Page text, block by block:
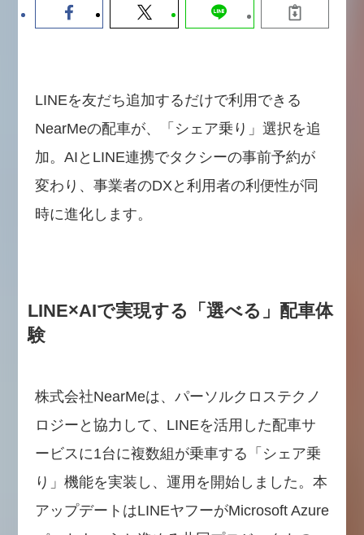
LINEを友だち追加するだけで利用できる
NearMeの配車が、「シェア乗り」選択を追
加。AIとLINE連携でタクシーの事前予約が
変わり、事業者のDXと利用者の利便性が同
時に進化します。
LINE×AIで実現する「選べる」配車体
験
株式会社NearMeは、パーソルクロステクノ
ロジーと協力して、LINEを活用した配車サ
ービスに1台に複数組が乗車する「シェア乗
り」機能を実装し、運用を開始しました。本
アップデートはLINEヤフーがMicrosoft Azure